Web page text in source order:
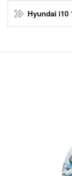
Hyundai i10